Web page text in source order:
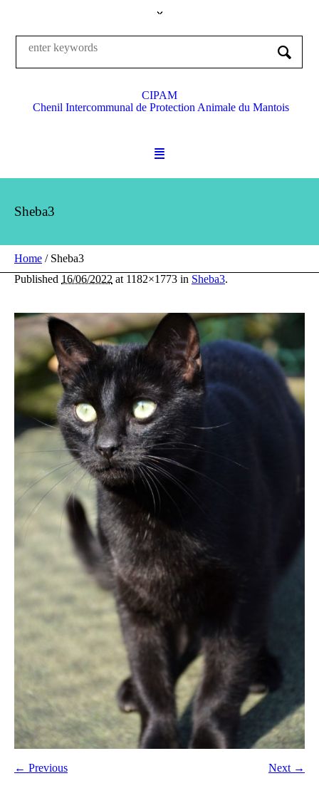
CIPAM
Chenil Intercommunal de Protection Animale du Mantois
Sheba3
Home / Sheba3
Published 16/06/2022 at 1182×1773 in Sheba3.
← Previous Next →